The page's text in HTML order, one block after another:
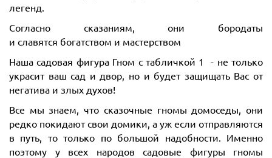
легенд.
Согласно сказаниям, они бородаты
и славятся богатством и мастерством
Наша садовая фигура Гном с табличкой 1 - не только
украсит ваш сад и двор, но и будет защищать Вас от
негатива и злых духов!
Все мы знаем, что сказочные гномы домоседы, они
редко покидают свои домики, а уж если отправляются
в путь, то только по большой надобности. Именно
поэтому у всех народов садовые фигуры гномы